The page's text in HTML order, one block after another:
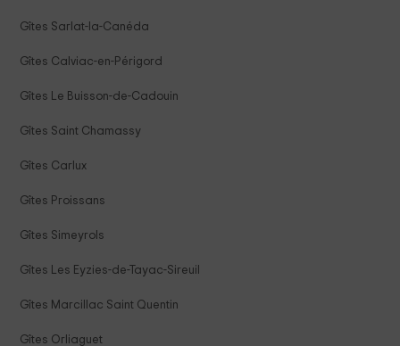
Gîtes Sarlat-la-Canéda
Gîtes Calviac-en-Périgord
Gîtes Le Buisson-de-Cadouin
Gîtes Saint Chamassy
Gîtes Carlux
Gîtes Proissans
Gîtes Simeyrols
Gîtes Les Eyzies-de-Tayac-Sireuil
Gîtes Marcillac Saint Quentin
Gîtes Orliaguet